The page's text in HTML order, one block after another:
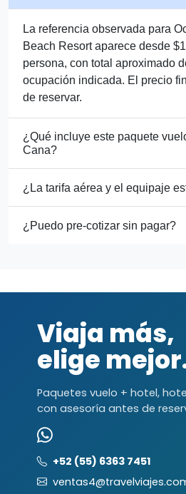
La referencia observada para
Beach Resort aparece desde
persona, con total aproximado
ocupación indicada. El precio
de reservar.
¿Qué incluye este paquete
Cana?
¿La tarifa aérea y el equipaje
¿Puedo pre-cotizar sin pagar?
Viaja más,
elige
Paquetes vuelo + hotel,
con asesoría antes de
+52 (55) 6363 7451